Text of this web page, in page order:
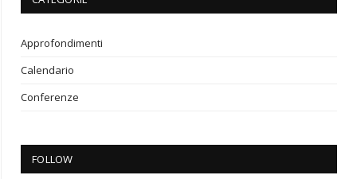
Approfondimenti
Calendario
Conferenze
FOLLOW